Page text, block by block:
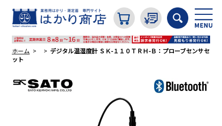
カテゴリから探す
ホーム
デジタル温湿度計 ＳＫ-１１０ＴＲＨ-Ｂ：プローブセンサセ
ット